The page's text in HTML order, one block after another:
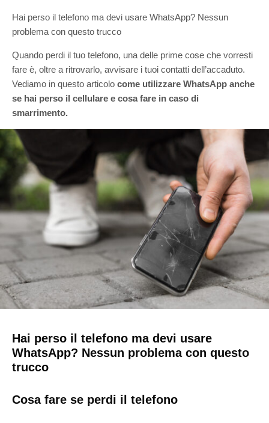
Hai perso il telefono ma devi usare WhatsApp? Nessun
problema con questo trucco
Quando perdi il tuo telefono, una delle prime cose che vorresti
fare è, oltre a ritrovarlo, avvisare i tuoi contatti dell’accaduto.
Vediamo in questo articolo come utilizzare WhatsApp anche
se hai perso il cellulare e cosa fare in caso di
smarrimento.
Hai perso il telefono ma devi usare
WhatsApp? Nessun problema con questo
trucco
Cosa fare se perdi il telefono